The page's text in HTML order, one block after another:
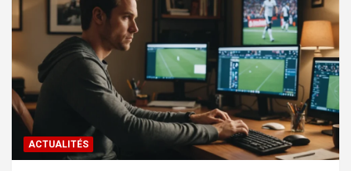
ACTUALITÉS